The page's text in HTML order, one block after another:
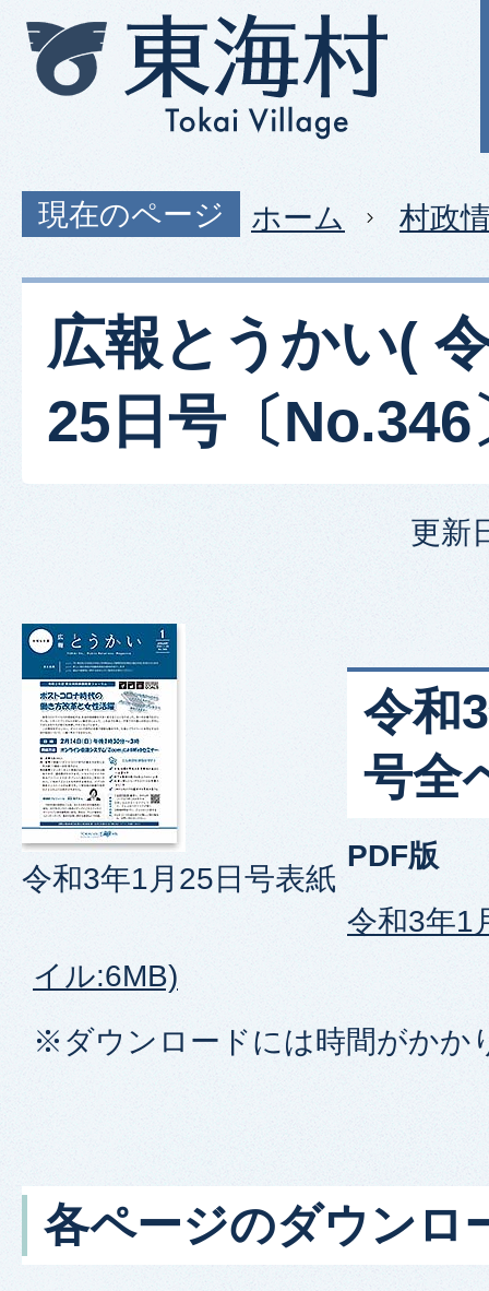
現在のページ ホーム 村政
広報とうかい(
25日号〔No.346
更新
令和3年1月25日号表紙
令和
号全
PDF版
令和3年1
イル:6MB)
※ダウンロードには時間がかか
各ページのダウンロ